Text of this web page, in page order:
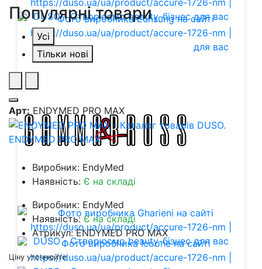
Популярні товари
Усі
Тільки нові
Арт: ENDYMED PRO MAX
ENDYMED PRO MAX
Виробник: EndyMed
Наявність: Є на складі
Виробник: EndyMed
Наявність: Є на складі
Атрикул: ENDYMED PRO MAX
Ціну уточнюйте